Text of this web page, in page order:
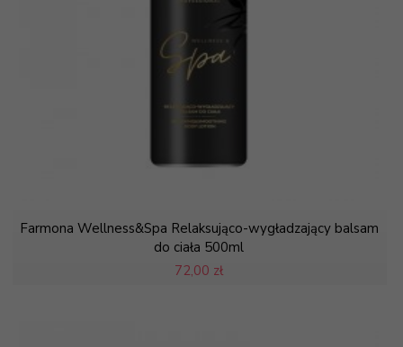
Farmona Wellness&Spa Relaksująco-wygładzający balsam
do ciała 500ml
72,00 zł